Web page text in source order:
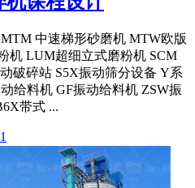
中速梯形砂磨机 MTW欧版
机 LUM超细立式磨粉机 SCM
破碎站 S5X振动筛分设备 Y系
给料机 GF振动给料机 ZSW振
带式 ...